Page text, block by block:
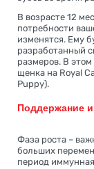
В возрасте 12
потребности
изменятся. Ему
разработанный
размеров. В этом
щенка на Royal
Puppy).
Поддержание
Фаза роста –
больших
период